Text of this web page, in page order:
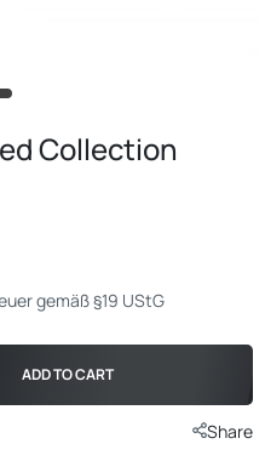
Collection
gemäß §19 UStG
ADD TO CART
Share